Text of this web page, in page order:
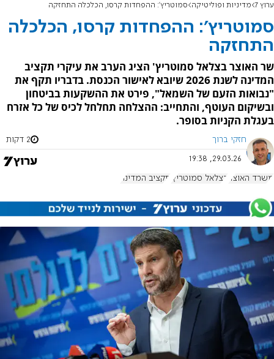
ערוץ 7 מדיניות ופוליטיקה סמוטריץ': ההפחדות קרסו, הכלכלה התחזקה
סמוטריץ': ההפחדות קרסו, הכלכלה
התחזקה
שר האוצר בצלאל סמוטריץ' הציג הערב את עיקרי תקציב
המדינה לשנת 2026 שיובא לאישור הכנסת. בדבריו תקף את
"נבואות הזעם של השמאל", פירט את ההשקעות בביטחון
ובשיקום העוטף, והתחייב: ההצלחה תחלחל לכיס של כל אזרח
בעגלת הקניות בסופר.
חזקי ברוך 2 דקות
29.03.26, 19:38
משרד האוצר בצלאל סמוטריץ' תקציב המדינה